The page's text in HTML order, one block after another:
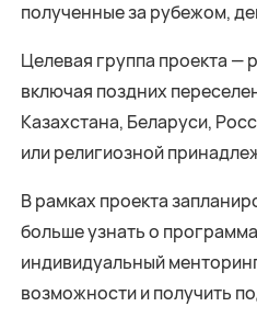
полученные за рубежом,
Целевая группа проекта —
включая поздних
Казахстана, Беларуси,
или религиозной
В рамках проекта
больше узнать о
индивидуальный
возможности и получить